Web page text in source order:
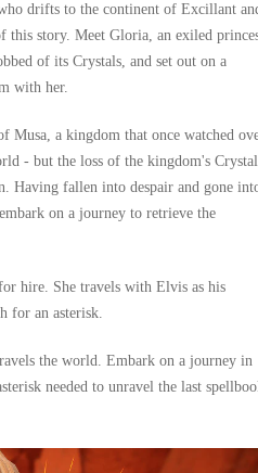
drifts to the continent of Excillant
this story. Meet Gloria, an exiled
of its Crystals, and set out on a
with her.
Musa, a kingdom that once watched
- but the loss of the kingdom's
Having fallen into despair and gone
on a journey to retrieve the
hire. She travels with Elvis as his
for an asterisk.
the world. Embark on a journey in
needed to unravel the last